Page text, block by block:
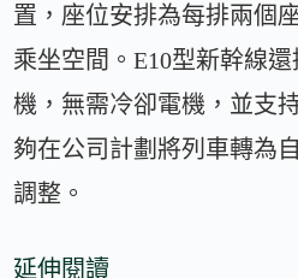
置，座位安排為每排兩個
乘坐空間。E10型新幹線
機，無需冷卻電機，並支
夠在公司計劃將列車轉為
調整。
延伸閱讀